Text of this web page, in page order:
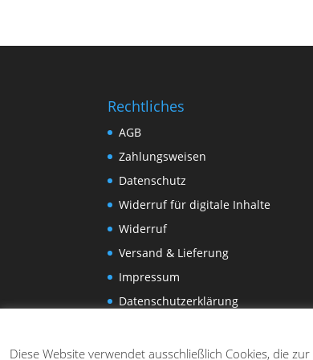
Rechtliches
AGB
Zahlungsweisen
Datenschutz
Widerruf für digitale Inhalte
Widerruf
Versand & Lieferung
Impressum
Datenschutzerklärung
Diese Website verwendet ausschließlich Cookies, die